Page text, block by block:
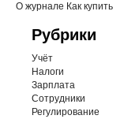
О журнале Как купить
Рубрики
Учёт
Налоги
Зарплата
Сотрудники
Регулирование